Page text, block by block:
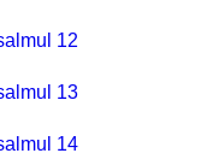
12
13
14